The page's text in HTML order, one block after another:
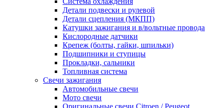
Детали подвески и рулевой
Детали сцепления (МКПП)
Катушки зажигания и в/вольтные провода
Кислородные датчики
Крепеж (болты, гайки, шпильки)
Подшипники и ступицы
Прокладки, сальники
Топливная система
Свечи зажигания
Автомобильные свечи
Мото свечи
Оригинальные свечи Citroen / Peugeot